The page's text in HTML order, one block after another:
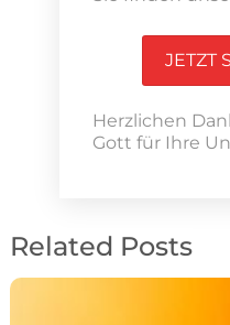
JETZT
Herzlichen
Gott für Ihre
Related Posts